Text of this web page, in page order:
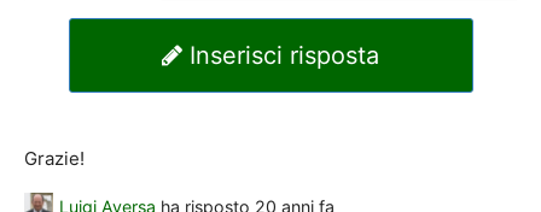
Inserisci risposta
Grazie!
Luigi Aversa ha risposto 20 anni fa